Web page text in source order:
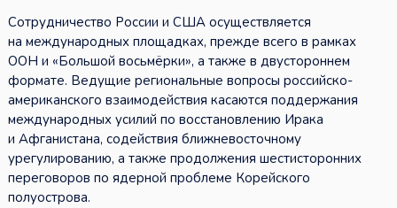
Сотрудничество России и США осуществляется
на международных площадках, прежде всего в рамках
ООН и «Большой восьмёрки», а также в двустороннем
формате. Ведущие региональные вопросы российско-
американского взаимодействия касаются поддержания
международных усилий по восстановлению Ирака
и Афганистана, содействия ближневосточному
урегулированию, а также продолжения шестисторонних
переговоров по ядерной проблеме Корейского
полуострова.